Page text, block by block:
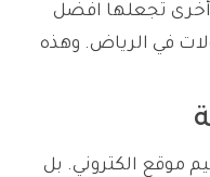
أخرى تجعلها افضل
في الرياض. وهذه
موقع الكتروني. بل